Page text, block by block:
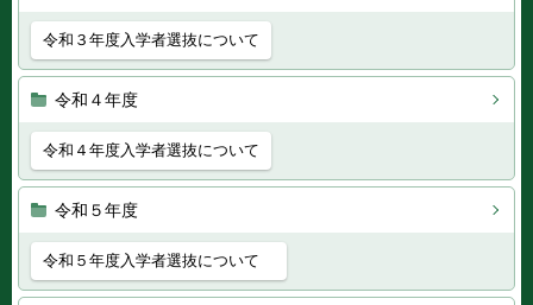
令和３年度入学者選抜について
令和４年度
令和４年度入学者選抜について
令和５年度
令和５年度入学者選抜について